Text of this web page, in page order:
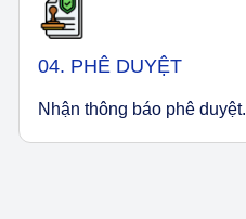
04. PHÊ DUYỆT
Nhận thông báo phê duyệt.